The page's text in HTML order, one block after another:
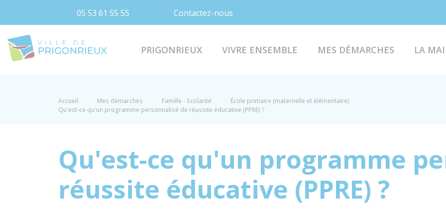
05 53 61 55 55 Contactez-nous
PRIGONRIEUX VIVRE ENSEMBLE MES DÉMARCHES LA
Accueil Mes démarches Famille - Scolarité
École primaire (maternelle et élémentaire)
Qu'est-ce qu'un programme personnalisé de réussite éducative (PPRE) ?
Qu'est-ce qu'un programme
réussite éducative (PPRE) ?